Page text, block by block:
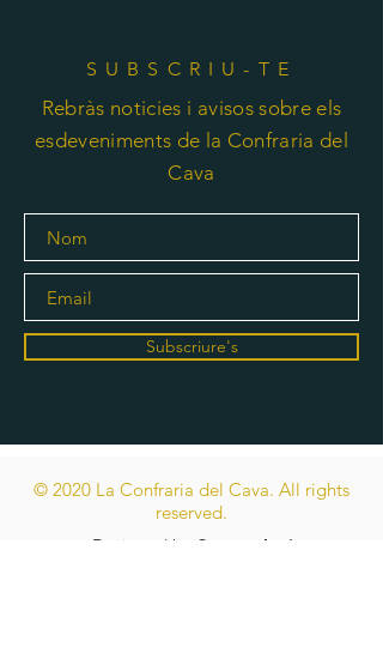
SUBSCRIU-TE
Rebràs noticies i avisos sobre els
esdeveniments de la Confraria del
Cava
Subscriure's
© 2020 La Confraria del Cava. All rights
reserved.
Designed by